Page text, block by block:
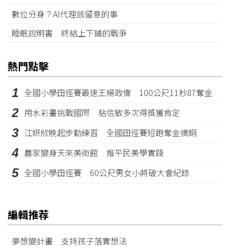
數位分身？AI代理該留意的事
睡眠說明書 終結上下鋪的戰爭
熱門點擊
1 全國小學田徑賽最速王楊政偉 100公尺11秒87奪金
2 用水彩畫挑戰國際 粘信敏多次得獎獲肯定
3 江姸欣晚起步勤練習 全國田徑賽短跑奪金摘銅
4 農家變身天來美術館 推平民美學實踐
5 全國小學田徑賽 60公尺男女小將破大會紀錄
編輯推荐
夢想變計畫 支持孩子落實想法